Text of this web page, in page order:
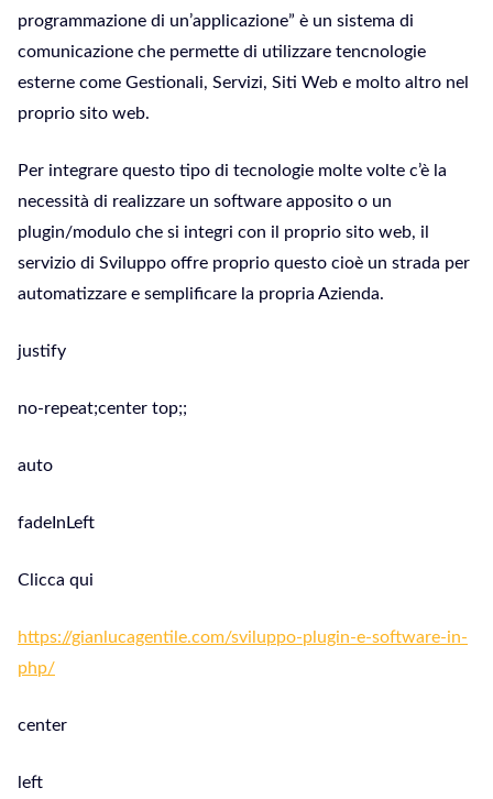
programmazione di un’applicazione” è un sistema di
comunicazione che permette di utilizzare tencnologie
esterne come Gestionali, Servizi, Siti Web e molto altro nel
proprio sito web.
Per integrare questo tipo di tecnologie molte volte c’è la
necessità di realizzare un software apposito o un
plugin/modulo che si integri con il proprio sito web, il
servizio di Sviluppo offre proprio questo cioè un strada per
automatizzare e semplificare la propria Azienda.
justify
no-repeat;center top;;
auto
fadeInLeft
Clicca qui
https://gianlucagentile.com/sviluppo-plugin-e-software-in-
php/
center
left